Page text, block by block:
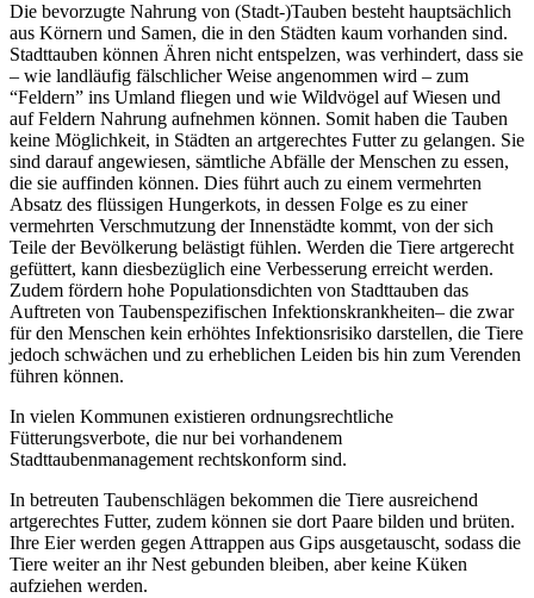
Die bevorzugte Nahrung von (Stadt-)Tauben besteht hauptsächlich
aus Körnern und Samen, die in den Städten kaum vorhanden sind.
Stadttauben können Ähren nicht entspelzen, was verhindert, dass sie
– wie landläufig fälschlicher Weise angenommen wird – zum
“Feldern” ins Umland fliegen und wie Wildvögel auf Wiesen und
auf Feldern Nahrung aufnehmen können. Somit haben die Tauben
keine Möglichkeit, in Städten an artgerechtes Futter zu gelangen. Sie
sind darauf angewiesen, sämtliche Abfälle der Menschen zu essen,
die sie auffinden können. Dies führt auch zu einem vermehrten
Absatz des flüssigen Hungerkots, in dessen Folge es zu einer
vermehrten Verschmutzung der Innenstädte kommt, von der sich
Teile der Bevölkerung belästigt fühlen. Werden die Tiere artgerecht
gefüttert, kann diesbezüglich eine Verbesserung erreicht werden.
Zudem fördern hohe Populationsdichten von Stadttauben das
Auftreten von Taubenspezifischen Infektionskrankheiten– die zwar
für den Menschen kein erhöhtes Infektionsrisiko darstellen, die Tiere
jedoch schwächen und zu erheblichen Leiden bis hin zum Verenden
führen können.
In vielen Kommunen existieren ordnungsrechtliche
Fütterungsverbote, die nur bei vorhandenem
Stadttaubenmanagement rechtskonform sind.
In betreuten Taubenschlägen bekommen die Tiere ausreichend
artgerechtes Futter, zudem können sie dort Paare bilden und brüten.
Ihre Eier werden gegen Attrappen aus Gips ausgetauscht, sodass die
Tiere weiter an ihr Nest gebunden bleiben, aber keine Küken
aufziehen werden.